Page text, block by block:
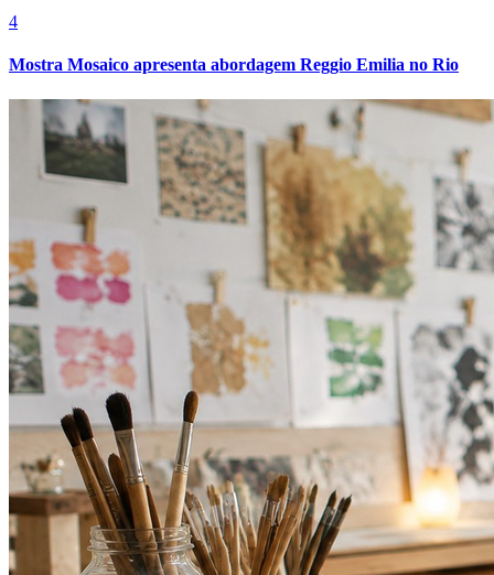
Vitória
4
Mostra Mosaico apresenta abordagem Reggio Emilia no Rio